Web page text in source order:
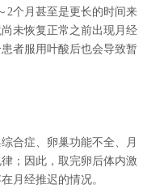
2个月甚至是更长的时间来
未恢复正常之前出现月经
者服用叶酸后也会导致暂
合症、卵巢功能不全、月
；因此，取完卵后体内激
月经推迟的情况。